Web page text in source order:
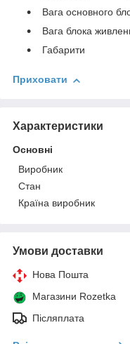
Вага основного
Вага блока
Габарити
Приховати
Характеристики
Основні
Виробник
Стан
Країна виробник
Умови доставки
Нова Пошта
Магазини Rozetka
Післяплата